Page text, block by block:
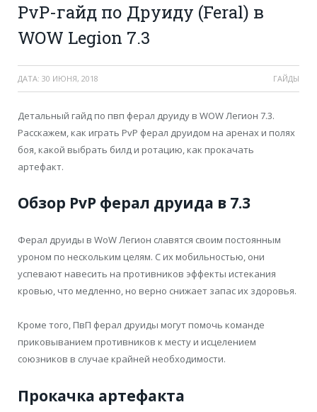
PvP-гайд по Друиду (Feral) в
WOW Legion 7.3
ДАТА: 30 ИЮНЯ, 2018 ГАЙДЫ
Детальный гайд по пвп ферал друиду в WOW Легион 7.3.
Расскажем, как играть PvP ферал друидом на аренах и полях
боя, какой выбрать билд и ротацию, как прокачать
артефакт.
Обзор PvP ферал друида в 7.3
Ферал друиды в WoW Легион славятся своим постоянным
уроном по нескольким целям. С их мобильностью, они
успевают навесить на противников эффекты истекания
кровью, что медленно, но верно снижает запас их здоровья.
Кроме того, ПвП ферал друиды могут помочь команде
приковыванием противников к месту и исцелением
союзников в случае крайней необходимости.
Прокачка артефакта